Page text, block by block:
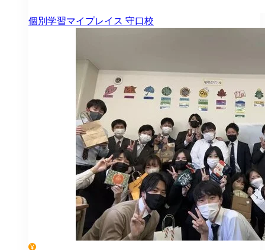
個別学習マイプレイス 守口校